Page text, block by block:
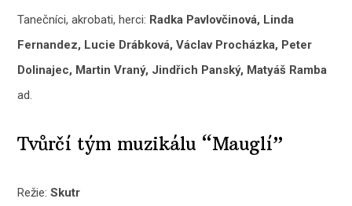
Tanečníci, akrobati, herci: Radka Pavlovčinová, Linda
Fernandez, Lucie Drábková, Václav Procházka, Peter
Dolinajec, Martin Vraný, Jindřich Panský, Matyáš Ramba
ad.
Tvůrčí tým muzikálu “Mauglí”
Režie:Skutr